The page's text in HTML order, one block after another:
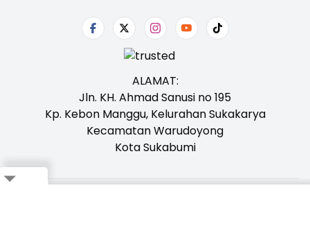
ALAMAT:
Jln. KH. Ahmad Sanusi no 195
Kp. Kebon Manggu, Kelurahan Sukakarya
Kecamatan Warudoyong
Kota Sukabumi